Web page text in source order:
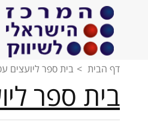
דף הבית בית ספר ליועצים
בית ספר